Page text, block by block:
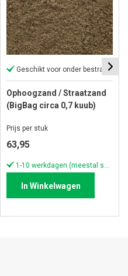
Geschikt voor onder bestrating
Ophoogzand / Straatzand
(BigBag circa 0,7 kuub)
Prijs per stuk
63,95
In Winkelwagen